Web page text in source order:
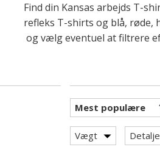
Find din Kansas arbejds T-
refleks T-shirts og blå, røde,
og vælg eventuel at filtrere
category: Kansas arbejdsjakker
efter category: Kansas arbejdsbukser
Vægt